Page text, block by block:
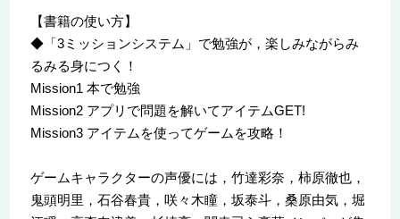
【書籍の使い方】
◆「3ミッションシステム」で勉強が，楽しみながらみ
るみる身につく！
Mission1 本で勉強
Mission2 アプリで問題を解いてアイテムGET!
Mission3 アイテムを使ってゲームを攻略！
ゲームキャラクターの声優には，竹達彩奈，柿原徹也，
鬼頭明里，石谷春貴，咲々木瞳，坂泰斗，桑原由気，堀